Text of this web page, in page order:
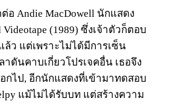
อ Andie MacDowell นักแสดง
Videotape (1989) ซึ่งเจ้าตัวก็ตอบ
ล้ว แต่เพราะไม่ได้มีการเซ็น
ดันคาบเกี่ยวโปรเจคอื่น เธอจึง
กไป, อีกนักแสดงที่เข้ามาทดสอบ
แม้ไม่ได้รับบท แต่สร้างความ